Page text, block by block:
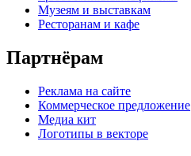
Музеям и выставкам
Ресторанам и кафе
Партнёрам
Реклама на сайте
Коммерческое предложение
Медиа кит
Логотипы в векторе